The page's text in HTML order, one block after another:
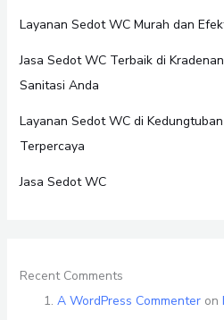
Layanan Sedot WC Murah dan
Jasa Sedot WC Terbaik di
Sanitasi Anda
Layanan Sedot WC di
Terpercaya
Jasa Sedot WC
Recent Comments
A WordPress Commenteron